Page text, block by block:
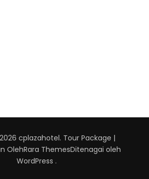
cplazahotel. Tour Package |
OlehRara ThemesDitenagai oleh
WordPress .